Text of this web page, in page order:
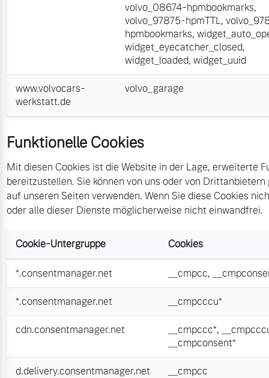
volvo_08674-hpmbookmarks,
volvo_97875-hpmTTL,
hpmbookmarks,
widget_eyecatcher_closed,
widget_loaded,widget_uuid
www.volvocars-
werkstatt.de
volvo_garage
Funktionelle Cookies
Mit diesen Cookies ist die Website in der Lage, erweiterte
bereitzustellen. Sie können von uns oder von
auf unseren Seiten verwenden. Wenn Sie diese Cookies
oder alle dieser Dienste möglicherweise nicht einwandfrei.
Cookie-Untergruppe Cookies
*.consentmanager.net __cmpcc,
*.consentmanager.net __cmpcccu*
cdn.consentmanager.net __cmpccc*,
__cmpconsent*
d.delivery.consentmanager.net __cmpcc